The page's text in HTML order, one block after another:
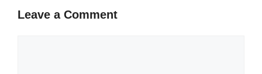
Leave a Comment